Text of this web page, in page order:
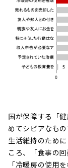
国が保障する「
めてシビアなもの
生活維持のため
ころ、「食事の
「冷暖房の使用